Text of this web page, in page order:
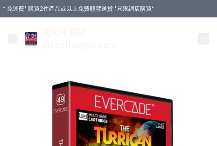
* 免運費* 購買2件產品或以上免費順豐送貨 *只限網店購買*